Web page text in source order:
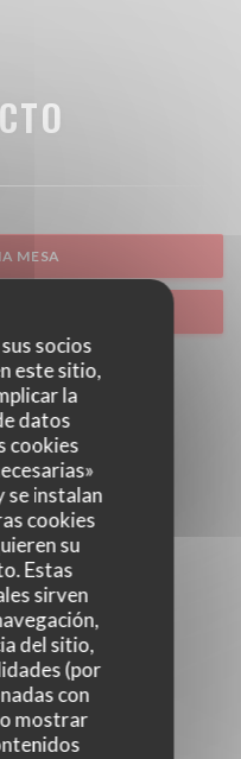
socios
este sitio,
la
datos
cookies
se instalan
cookies
su
Estas
sirven
del sitio,
(por
con
mostrar
MESA